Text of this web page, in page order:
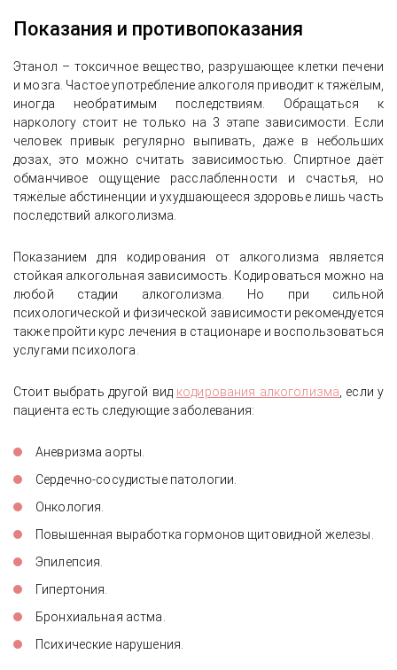
История лечения алкогольной
зависимости с прохождением
реабилитации и работой специалистов
с семьей
Показания и противопоказания
Этанол – токсичное вещество, разрушающее клетки печени
и мозга. Частое употребление алкоголя приводит к тяжёлым,
иногда необратимым последствиям. Обращаться к
наркологу стоит не только на 3 этапе зависимости. Если
человек привык регулярно выпивать, даже в небольших
дозах, это можно считать зависимостью. Спиртное даёт
обманчивое ощущение расслабленности и счастья, но
тяжёлые абстиненции и ухудшающееся здоровье лишь часть
последствий алкоголизма.
Показанием для кодирования от алкоголизма является
стойкая алкогольная зависимость. Кодироваться можно на
любой стадии алкоголизма. Но при сильной
психологической и физической зависимости рекомендуется
также пройти курс лечения в стационаре и воспользоваться
услугами психолога.
Стоит выбрать другой вид кодирования алкоголизма , если у
пациента есть следующие заболевания:
Аневризма аорты.
Сердечно-сосудистые патологии.
Онкология.
Повышенная выработка гормонов щитовидной железы.
Эпилепсия.
Гипертония.
Бронхиальная астма.
Психические нарушения.